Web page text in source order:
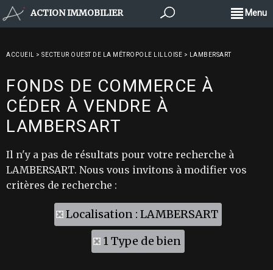
ACTION IMMOBILIER Menu
ACCUEIL > SECTEUR OUEST DE LA MÉTROPOLE LILLOISE > LAMBERSART
FONDS DE COMMERCE À
CÉDER À VENDRE À
LAMBERSART
Il n'y a pas de résultats pour votre recherche à
LAMBERSART. Nous vous invitons à modifier vos
critères de recherche :
Localisation : LAMBERSART
1 Type de bien